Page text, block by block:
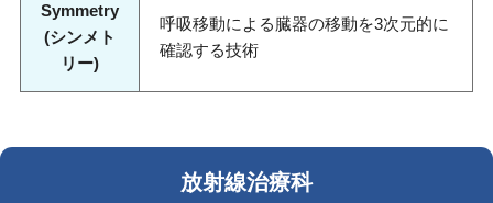
Symmetry
(シンメト
リー)
呼吸移動による臓器の移動を3次元的に
確認する技術
放射線治療科